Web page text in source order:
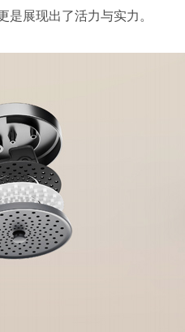
是展现出了活力与实力。